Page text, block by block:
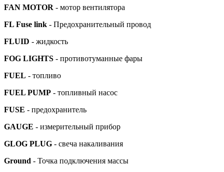
FAN MOTOR - мотор вентилятора
FL Fuse link - Предохранительный провод
FLUID - жидкость
FOG LIGHTS - противотуманные фары
FUEL - топливо
FUEL PUMP - топливный насос
FUSE - предохранитель
GAUGE - измерительный прибор
GLOG PLUG - свеча накаливания
Ground - Точка подключения массы